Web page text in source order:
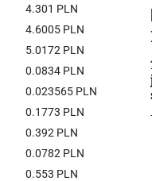
4.301 PLN
4.6005 PLN
5.0172 PLN
0.0834 PLN
0.023565 PLN
0.1773 PLN
0.392 PLN
0.0782 PLN
0.553 PLN